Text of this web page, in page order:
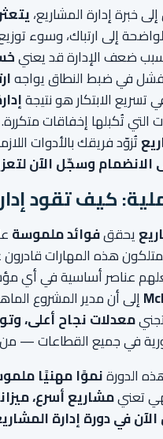
خبرة إدارة المشاريع،
إلى ارتباك، وسوء
ضعف الإدارة قد يعني
يفشل في ضبط النطاق يواجه
تسريع الابتكار هو نتيجة
تُكبلها إخفاقات متكررة.
تُزوّد فريقك بالأدوات
وسجّل الآن
كيف تقود
يحققفوائد ملموسة
هذه المهارات
عناصر أساسية في أي
إلى أن مدير المشروع
معدلات نجاح أعلى،
في جميع القطاعات — من
الدورةنموًا مهنيًا
تعنيمشاريع أسرع،
في دورة إدارة